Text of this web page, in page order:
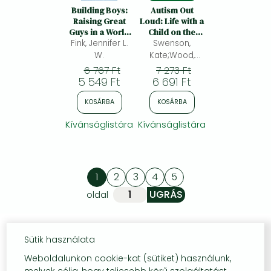
Building Boys:
Raising Great
Guys in a World
that
Misunderstands
Males
Fink, Jennifer L.
W.
6 767 Ft
5 549 Ft
KOSÁRBA
Kívánságlistára
Autism Out
Loud: Life with a
Child on the
Spectrum, from
Diagnosis to
Young
Adulthood
Swenson,
Kate;Wood,
Adrian
7 273 Ft
6 691 Ft
KOSÁRBA
Kívánságlistára
1 2 3 4 5
oldal
Sütik használata
Weboldalunkon cookie-kat (sütiket) használunk,